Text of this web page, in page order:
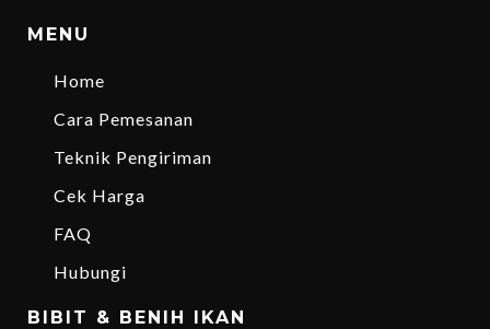
MENU
Home
Cara Pemesanan
Teknik Pengiriman
Cek Harga
FAQ
Hubungi
BIBIT & BENIH IKAN